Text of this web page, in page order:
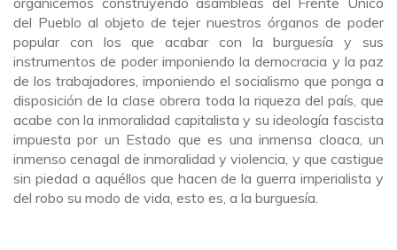
del Pueblo al objeto de tejer nuestros órganos de poder
popular con los que acabar con la burguesía y sus
instrumentos de poder imponiendo la democracia y la paz
de los trabajadores, imponiendo el socialismo que ponga a
disposición de la clase obrera toda la riqueza del país, que
acabe con la inmoralidad capitalista y su ideología fascista
impuesta por un Estado que es una inmensa cloaca, un
inmenso cenagal de inmoralidad y violencia, y que castigue
sin piedad a aquéllos que hacen de la guerra imperialista y
del robo su modo de vida, esto es, a la burguesía.